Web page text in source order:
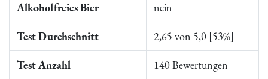
Alkoholfreies Bier nein
Test Durchschnitt 2,65 von 5,0 [53%]
Test Anzahl 140 Bewertungen